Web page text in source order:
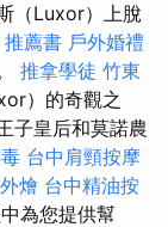
（Luxor）上脫
薦書 戶外婚禮
推拿學徒 竹東
）的奇觀之
子皇后和莫諾農
台中肩頸按摩
燴 台中精油按
為您提供幫